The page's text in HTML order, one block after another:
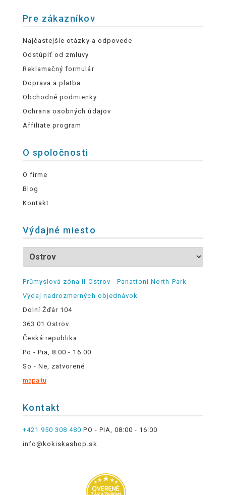
Pre zákazníkov
Najčastejšie otázky a odpovede
Odstúpiť od zmluvy
Reklamačný formulár
Doprava a platba
Obchodné podmienky
Ochrana osobných údajov
Affiliate program
O spoločnosti
O firme
Blog
Kontakt
Výdajné miesto
Průmyslová zóna II Ostrov - Panattoni North Park -
Výdaj nadrozmerných objednávok
Dolní Žďár 104
363 01 Ostrov
Česká republika
Po - Pia, 8:00 - 16:00
So - Ne, zatvorené
mapa tu
Kontakt
+421 950 308 480 PO - PIA, 08:00 - 16:00
info@kokiskashop.sk